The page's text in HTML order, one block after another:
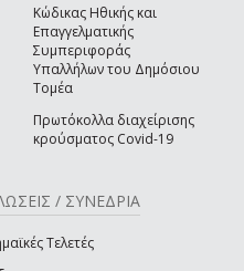
Κώδικας Ηθικής και
Επαγγελματικής
Συμπεριφοράς
Υπαλλήλων του Δημόσιου
Τομέα
Πρωτόκολλα διαχείρισης
κρούσματος Covid-19
/ ΣΥΝΕΔΡΙΑ
Τελετές